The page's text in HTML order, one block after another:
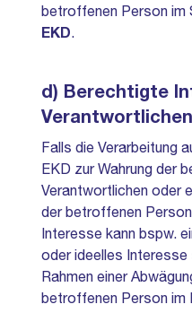
betroffenen Person im
EKD.
d) Berechtigte
Falls die Verarbeitung
EKD zur Wahrung der
Verantwortlichen oder
der betroffenen
Interesse kann bspw.
oder ideelles
Rahmen einer
betroffenen Person im